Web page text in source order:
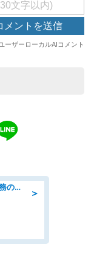
＞
09月開始/住宅メーカーでの総務事務のお仕事/駅近/車通勤可/一般事務/人事労務